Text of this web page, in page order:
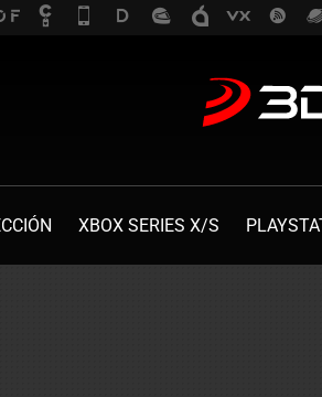
XBOX SERIES X/S